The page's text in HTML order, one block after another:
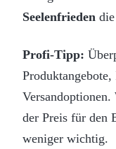
Seelenfrieden
Profi-Tipp:
der Preis für den
weniger wichtig.